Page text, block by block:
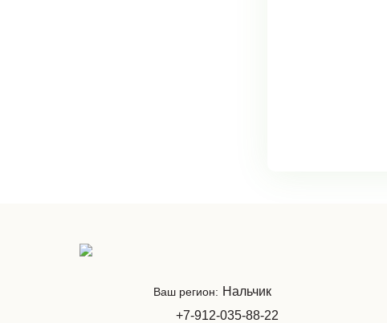
Ваш регион: Нальчик
+7-912-035-88-22